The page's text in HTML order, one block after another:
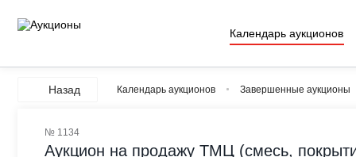
Календарь аукционов
Назад Календарь аукционов Завершенные аукционы
№ 1134
Аукцион на продажу ТМЦ (смесь,